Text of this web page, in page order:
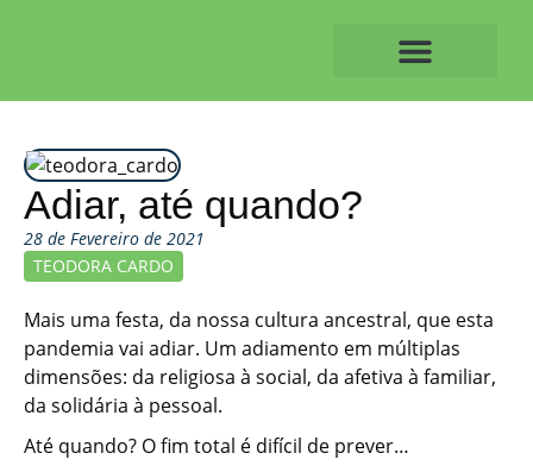
Adiar, até quando?
28 de Fevereiro de 2021
TEODORA CARDO
Mais uma festa, da nossa cultura ancestral, que esta
pandemia vai adiar. Um adiamento em múltiplas
dimensões: da religiosa à social, da afetiva à familiar,
da solidária à pessoal.
Até quando? O fim total é difícil de prever…